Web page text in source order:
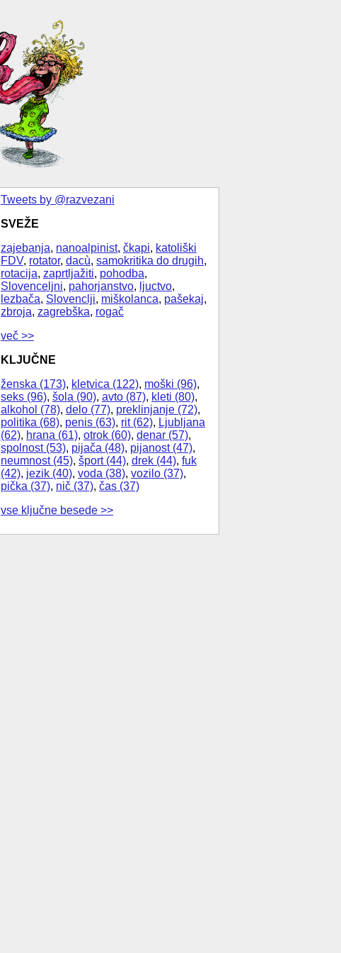
Tweets by @razvezani
SVEŽE
zajebanja, nanoalpinist, čkapi, katoliški
FDV, rotator, dacù, samokritika do drugih,
rotacija, zaprtljažiti, pohodba,
Slovenceljni, pahorjanstvo, ljuctvo,
lezbača, Slovenclji, miškolanca, pašekaj,
zbroja, zagrebška, rogač
več >>
KLJUČNE
ženska (173), kletvica (122), moški (96),
seks (96), šola (90), avto (87), kleti (80),
alkohol (78), delo (77), preklinjanje (72),
politika (68), penis (63), rit (62), Ljubljana
(62), hrana (61), otrok (60), denar (57),
spolnost (53), pijača (48), pijanost (47),
neumnost (45), šport (44), drek (44), fuk
(42), jezik (40), voda (38), vozilo (37),
pička (37), nič (37), čas (37)
vse ključne besede >>